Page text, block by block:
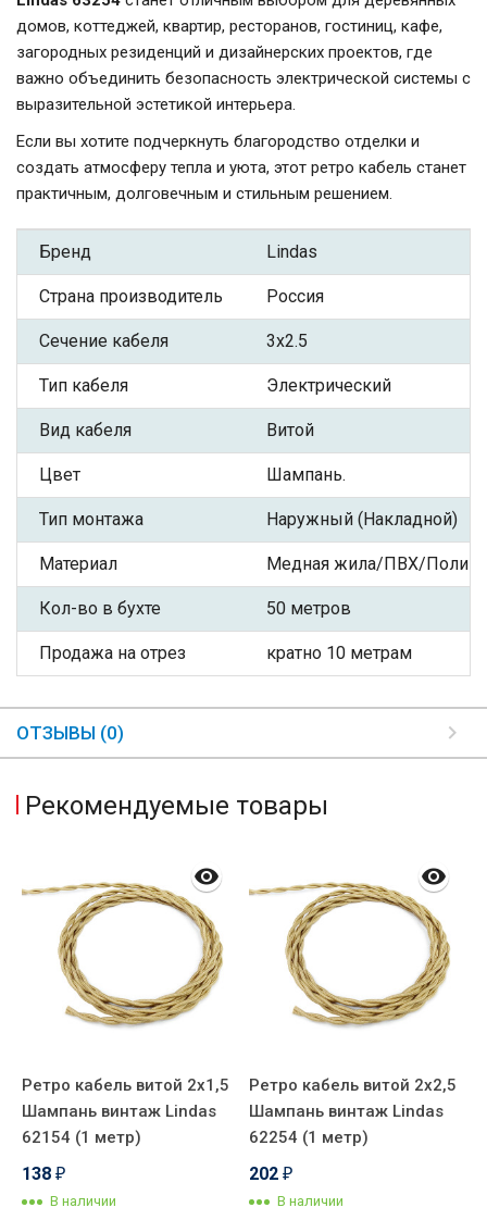
домов, коттеджей, квартир, ресторанов, гостиниц, кафе,
загородных резиденций и дизайнерских проектов, где
важно объединить безопасность электрической системы с
выразительной эстетикой интерьера.
Если вы хотите подчеркнуть благородство отделки и
создать атмосферу тепла и уюта, этот ретро кабель станет
практичным, долговечным и стильным решением.
Бренд Lindas
Страна производитель Россия
Сечение кабеля 3x2.5
Тип кабеля Электрический
Вид кабеля Витой
Цвет Шампань.
Тип монтажа Наружный (Накладной)
Материал Медная жила/ПВХ/
Кол-во в бухте 50 метров
Продажа на отрез кратно 10 метрам
ОТЗЫВЫ (0)
Рекомендуемые товары
Ретро кабель витой 2x1,5
Шампань винтаж Lindas
62154 (1 метр)
138 ₽
В наличии
Ретро кабель витой 2x2,5
Шампань винтаж Lindas
62254 (1 метр)
202 ₽
В наличии